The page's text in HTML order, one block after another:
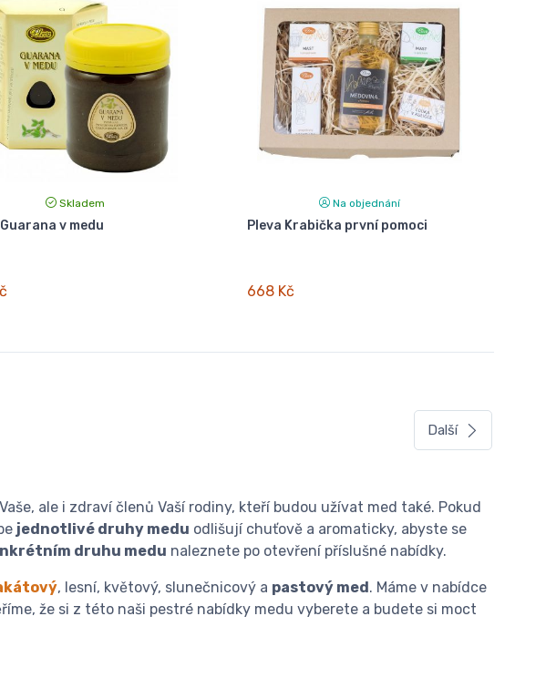
Skladem
v medu
Na objednání
Pleva Krabička první pomoci
668 Kč
Další
ale i zdraví členů Vaší rodiny, kteří budou užívat med také. Pokud
jednotlivé druhy medu odlišují chuťově a aromaticky, abyste se
druhu medu naleznete po otevření příslušné nabídky.
, lesní, květový, slunečnicový a pastový med. Máme v nabídce
že si z této naši pestré nabídky medu vyberete a budete si moct